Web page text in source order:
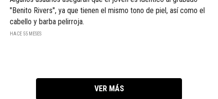
"Benito Rivers", ya que tienen el mismo tono de piel, así como el
cabello y barba pelirroja.
HACE 55 MESES
VER MÁS